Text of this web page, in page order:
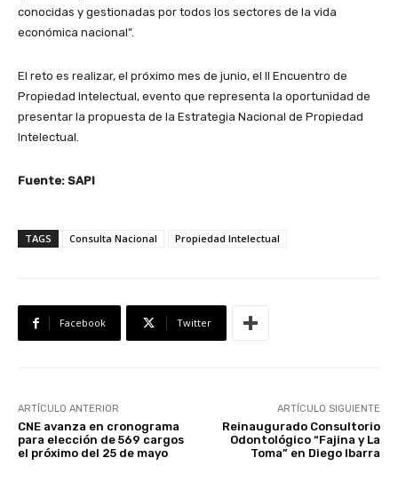
conocidas y gestionadas por todos los sectores de la vida
económica nacional”.
El reto es realizar, el próximo mes de junio, el II Encuentro de
Propiedad Intelectual, evento que representa la oportunidad de
presentar la propuesta de la Estrategia Nacional de Propiedad
Intelectual.
Fuente: SAPI
TAGS Consulta Nacional Propiedad Intelectual
Facebook Twitter
ARTÍCULO ANTERIOR
CNE avanza en cronograma
para elección de 569 cargos
el próximo del 25 de mayo
ARTÍCULO SIGUIENTE
Reinaugurado Consultorio
Odontológico “Fajina y La
Toma” en Diego Ibarra